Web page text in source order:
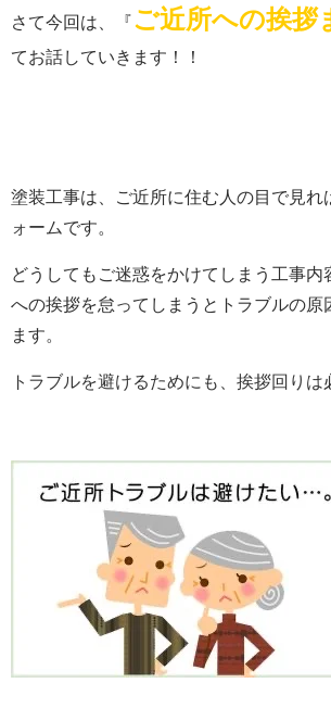
さて今回は、 『ご近所への挨拶
てお話していきます！！
塗装工事は、ご近所に住む人の目で見れ
ォームです。
どうしてもご迷惑をかけてしまう工事内
への挨拶を怠ってしまうとトラブルの原
ます。
トラブルを避けるためにも、挨拶回りは